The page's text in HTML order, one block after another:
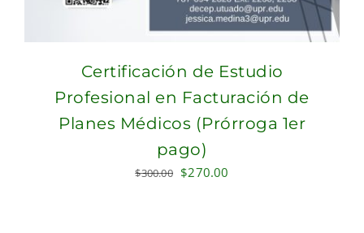
Certificación de Estudio
Profesional en Facturación de
Planes Médicos (Prórroga 1er
pago)
$300.00 Original
$270.00